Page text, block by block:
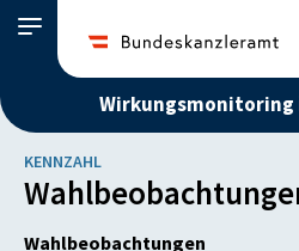
Wirkungsmonitoring
KENNZAHL
Wahlbeobachtungen